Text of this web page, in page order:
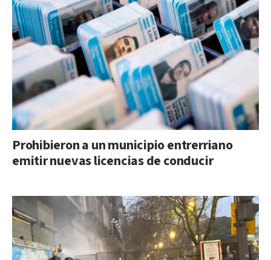
Prohibieron a un municipio entrerriano
emitir nuevas licencias de conducir